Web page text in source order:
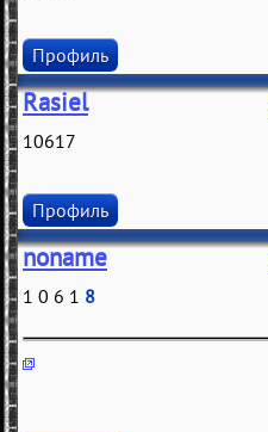
Профиль
Rasiel
10617
Профиль
noname
1 0 6 1 8